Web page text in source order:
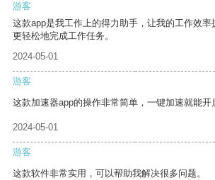
游客
这款app是我工作上的得力助手，让我的工作效率
更轻松地完成工作任务。
2024-05-01
游客
这款加速器app的操作非常简单，一键加速就能开
2024-05-01
游客
这款软件非常实用，可以帮助我解决很多问题。